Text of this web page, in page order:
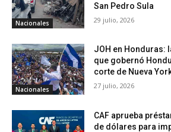
Nacionales
San Pedro Sula
29 julio, 2026
Nacionales
JOH en Honduras:
que gobernó
corte de Nueva
27 julio, 2026
CAF aprueba
de dólares para